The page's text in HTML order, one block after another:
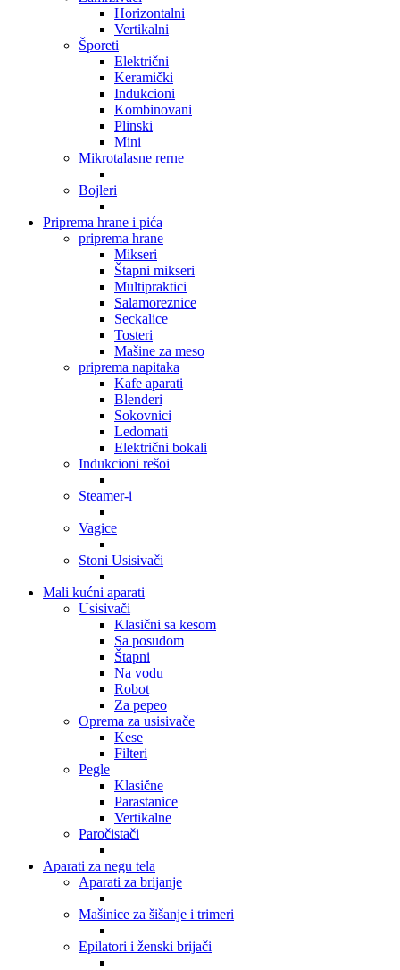
Horizontalni
Vertikalni
Šporeti
Električni
Keramički
Indukcioni
Kombinovani
Plinski
Mini
Mikrotalasne rerne
Bojleri
Priprema hrane i pića
priprema hrane
Mikseri
Štapni mikseri
Multipraktici
Salamoreznice
Seckalice
Tosteri
Mašine za meso
priprema napitaka
Kafe aparati
Blenderi
Sokovnici
Ledomati
Električni bokali
Indukcioni rešoi
Steamer-i
Vagice
Stoni Usisivači
Mali kućni aparati
Usisivači
Klasični sa kesom
Sa posudom
Štapni
Na vodu
Robot
Za pepeo
Oprema za usisivače
Kese
Filteri
Pegle
Klasične
Parastanice
Vertikalne
Paročistači
Aparati za negu tela
Aparati za brijanje
Mašinice za šišanje i trimeri
Epilatori i ženski brijači